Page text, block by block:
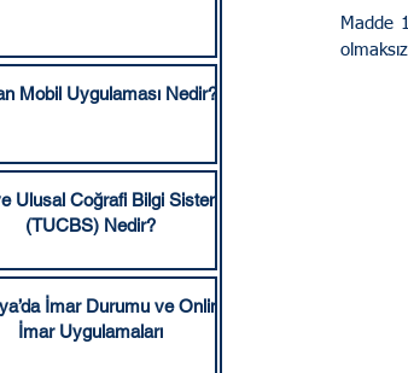
Mobil Uygulaması Nedir?
Ulusal Coğrafi Bilgi Sistemi
(TUCBS) Nedir?
İmar Durumu ve Online
İmar Uygulamaları
SakaryaMadde